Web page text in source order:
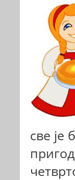
све је